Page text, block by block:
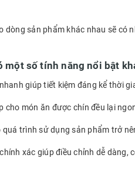
dòng sản phẩm khác nhau sẽ có
một số tính năng nổi bật
giúp tiết kiệm đáng kể thời
món ăn được chín đều lại
trình sử dụng sản phẩm trở
xác giúp điều chỉnh dễ